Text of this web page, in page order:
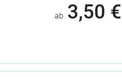
ab 3,50 €